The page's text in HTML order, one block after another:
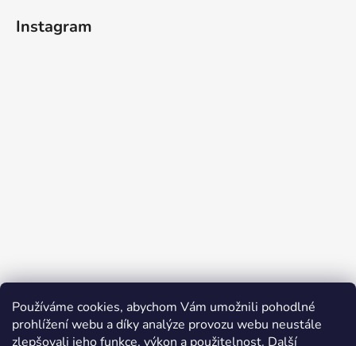
Používáme cookies, abychom Vám umožnili pohodlné
prohlížení webu a díky analýze provozu webu neustále
zlepšovali jeho funkce, výkon a použitelnost. Další
Instagram
Sledovat na Instagramu